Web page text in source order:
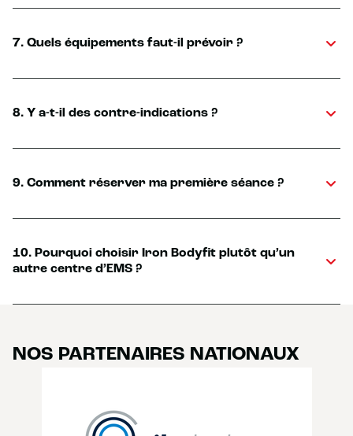
7. Quels équipements faut-il prévoir ?
8. Y a-t-il des contre-indications ?
9. Comment réserver ma première séance ?
10. Pourquoi choisir Iron Bodyfit plutôt qu’un
autre centre d’EMS ?
NOS PARTENAIRES NATIONAUX